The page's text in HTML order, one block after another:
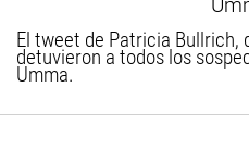
El tweet de Patricia Bullrich,
detuvieron a todos los
Umma.